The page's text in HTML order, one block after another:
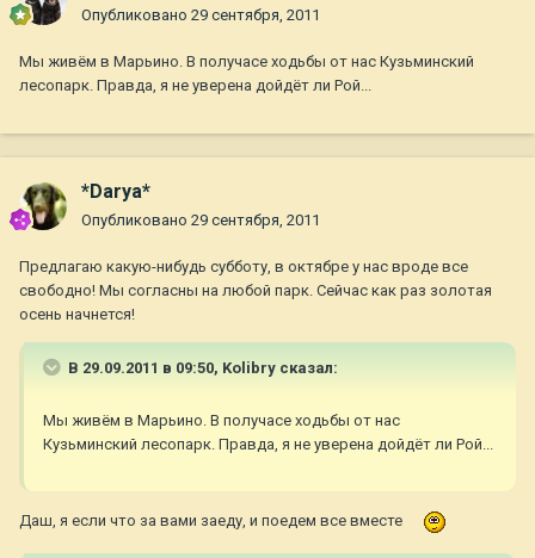
Опубликовано 29 сентября, 2011
Мы живём в Марьино. В получасе ходьбы от нас Кузьминский
лесопарк. Правда, я не уверена дойдёт ли Рой...
*Darya*
Опубликовано 29 сентября, 2011
Предлагаю какую-нибудь субботу, в октябре у нас вроде все
свободно! Мы согласны на любой парк. Сейчас как раз золотая
осень начнется!
В 29.09.2011 в 09:50, Kolibry сказал:
Мы живём в Марьино. В получасе ходьбы от нас
Кузьминский лесопарк. Правда, я не уверена дойдёт ли Рой...
Даш, я если что за вами заеду, и поедем все вместе